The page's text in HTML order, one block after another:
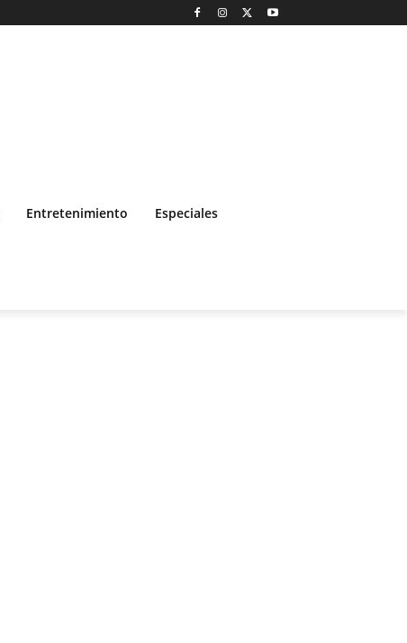
Entretenimiento Especiales